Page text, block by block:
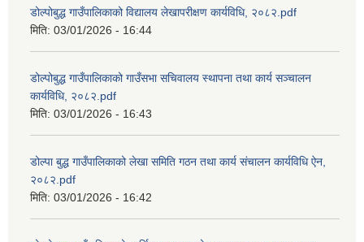
डोल्पोबुद्ध गाउँपालिकाको विद्यालय लेखापरीक्षण कार्यविधि, २०८२.pdf
मिति: 03/01/2026 - 16:44
डोल्पोबुद्ध गाउँपालिकाको गाउँसभा सचिवालय स्थापना तथा कार्य सञ्चालन
कार्यविधि, २०८२.pdf
मिति: 03/01/2026 - 16:43
डोल्पा बुद्ध गाउँपालिकाको लेखा समिति गठन तथा कार्य संचालन कार्यविधि ऐन,
२०८२.pdf
मिति: 03/01/2026 - 16:42